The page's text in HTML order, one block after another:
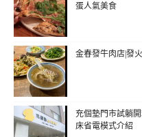
蛋人氣美食
金春發牛肉店|發
充個墊門市試躺
床省電模式介紹